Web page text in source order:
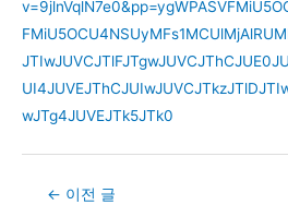
wJTg4JUVEJTk5JTk0
Post← 이전 글